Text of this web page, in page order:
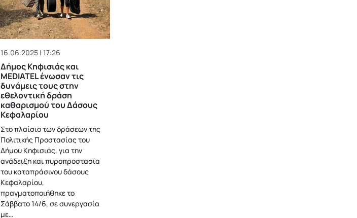
16.06.2025 | 17:26
Δήμος Κηφισιάς και
MEDIATEL ένωσαν τις
δυνάμεις τους στην
εθελοντική δράση
καθαρισμού του Δάσους
Κεφαλαρίου
Στο πλαίσιο των δράσεων της
Πολιτικής Προστασίας του
Δήμου Κηφισιάς, για την
ανάδειξη και πυροπροστασία
του καταπράσινου δάσους
Κεφαλαρίου,
πραγματοποιήθηκε το
Σάββατο 14/6, σε συνεργασία
με…